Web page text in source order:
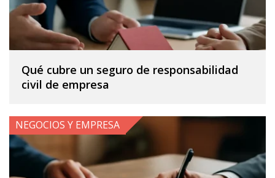
Qué cubre un seguro de responsabilidad
civil de empresa
NEGOCIOS Y EMPRESA